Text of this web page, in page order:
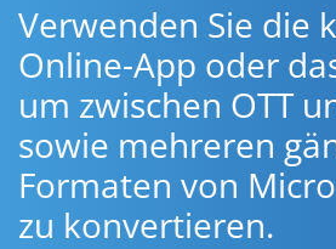
Verwenden Sie die
Online-App oder
um zwischen OTT
sowie mehreren
Formaten von
zu konvertieren.